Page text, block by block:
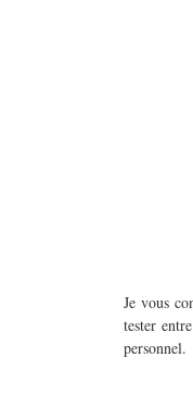
Je vous
tester
personnel.